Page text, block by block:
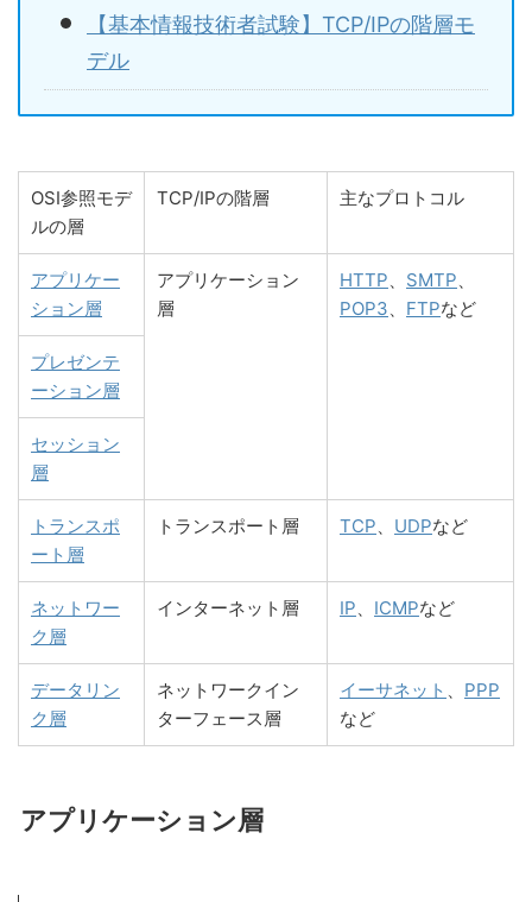
【基本情報技術者試験】TCP/IPの階層モ
デル
OSI参照モデ
ルの層
TCP/IPの階層 主なプロトコル
アプリケー
ション層
アプリケーション
層
HTTP、 SMTP、
POP3、 FTPなど
プレゼンテ
ーション層
セッション
層
トランスポ
ート層
トランスポート層 TCP、 UDPなど
ネットワー
ク層
インターネット層 IP、 ICMPなど
データリン
ク層
ネットワークイン
ターフェース層
イーサネット 、 PPP
など
アプリケーション層